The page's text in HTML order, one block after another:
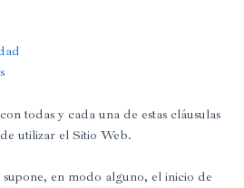
todas y cada una de estas cláusulas
utilizar el Sitio Web.
en modo alguno, el inicio de